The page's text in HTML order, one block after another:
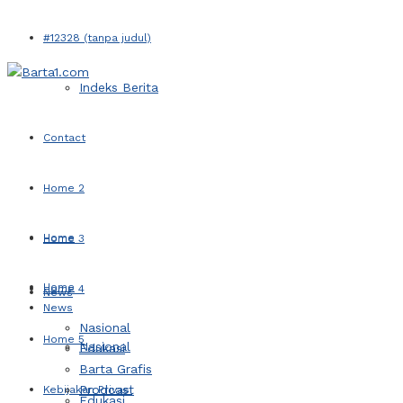
#12328 (tanpa judul)
Indeks Berita
Contact
Home 2
Home 3
Home 4
Home 5
Kebijakan Privasi
Home
News
Nasional
Home
News
Nasional
Edukasi
Barta Grafis
Prodcast